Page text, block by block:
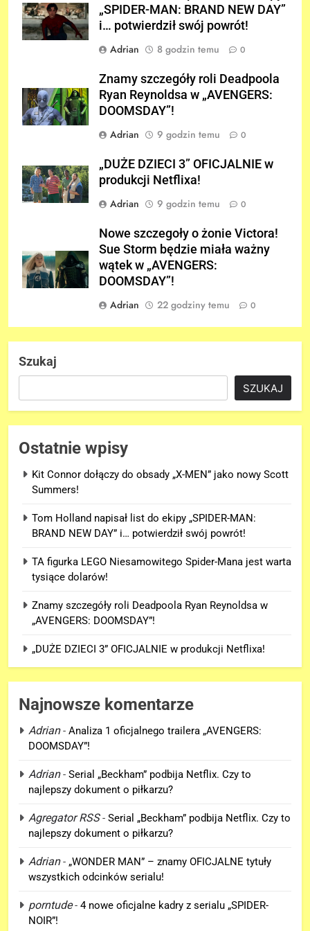
„SPIDER-MAN: BRAND NEW DAY”
i… potwierdził swój powrót!
Adrian
8 godzin temu 0
Znamy szczegóły roli Deadpoola
Ryan Reynoldsa w „AVENGERS:
DOOMSDAY”!
Adrian
9 godzin temu 0
„DUŻE DZIECI 3” OFICJALNIE w
produkcji Netflixa!
Adrian
9 godzin temu 0
Nowe szczegoły o żonie Victora!
Sue Storm będzie miała ważny
wątek w „AVENGERS:
DOOMSDAY”!
Adrian
22 godziny temu 0
Szukaj
SZUKAJ
Ostatnie wpisy
Kit Connor dołączy do obsady „X-MEN” jako nowy Scott
Summers!
Tom Holland napisał list do ekipy „SPIDER-MAN:
BRAND NEW DAY” i… potwierdził swój powrót!
TA figurka LEGO Niesamowitego Spider-Mana jest warta
tysiące dolarów!
Znamy szczegóły roli Deadpoola Ryan Reynoldsa w
„AVENGERS: DOOMSDAY”!
„DUŻE DZIECI 3” OFICJALNIE w produkcji Netflixa!
Najnowsze komentarze
Adrian- Analiza 1 oficjalnego trailera „AVENGERS:
DOOMSDAY”!
Adrian- Serial „Beckham” podbija Netflix. Czy to
najlepszy dokument o piłkarzu?
Agregator RSS- Serial „Beckham” podbija Netflix. Czy to
najlepszy dokument o piłkarzu?
Adrian- „WONDER MAN” – znamy OFICJALNE tytuły
wszystkich odcinków serialu!
porntude- 4 nowe oficjalne kadry z serialu „SPIDER-
NOIR”!
„DUŻE DZIECI 3” OFICJALNIE w
produkcji Netflixa!
FILMY
6
Nowe szczegoły o żonie
ważny wątek w „AVENGERS:
FILMY